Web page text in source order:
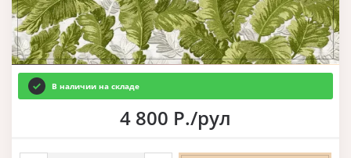
В наличии на складе
4 800 Р./рул